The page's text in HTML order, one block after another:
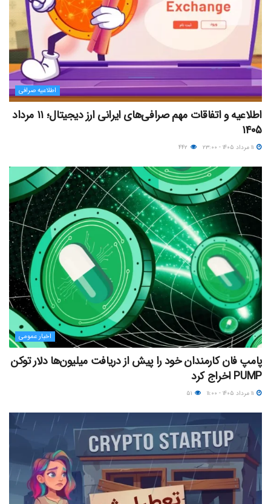
اطلاعیه صرافی
اطلاعیه و اتفاقات مهم صرافی‌های ایرانی ارز دیجیتال؛ ۱۱ مرداد
۱۴۰۵
اخبار عمومی
پامپ فان کارمندان خود را پیش از دریافت میلیون‌ها دلار توکن
PUMP اخراج کرد